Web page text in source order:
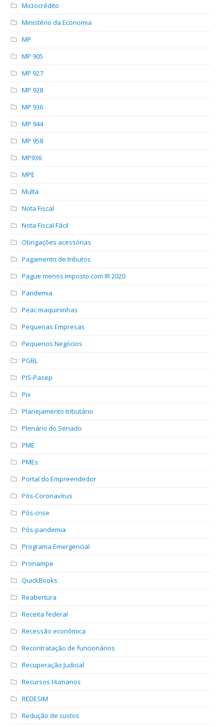
Microcrédito
Ministério da Economia
MP
MP 905
MP 927
MP 928
MP 936
MP 944
MP 958
MP936
MPE
Multa
Nota Fiscal
Nota Fiscal Fácil
Obrigações acessórias
Pagamento de tributos
Pague menos imposto com IR 2020
Pandemia
Peac maquininhas
Pequenas Empresas
Pequenos Negócios
PGBL
PIS-Pasep
Pix
Planejamento tributário
Plenário do Senado
PME
PMEs
Portal do Empreendedor
Pós-Coronavírus
Pós-crise
Pós-pandemia
Programa Emergencial
Pronampe
QuickBooks
Reabertura
Receita federal
Recessão econômica
Recontratação de funcionários
Recuperação Judicial
Recursos Humanos
REDESIM
Redução de custos